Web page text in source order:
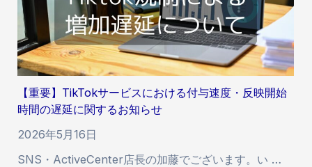
【重要】TikTokサービスにおける付与速度・反映開始
時間の遅延に関するお知らせ
2026年5月16日
SNS・ActiveCenter店長の加藤でございます。い …